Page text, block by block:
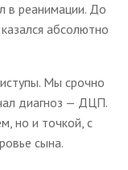
в реанимации. До
абсолютно
Мы срочно
диагноз — ДЦП.
но и точкой, с
сына.